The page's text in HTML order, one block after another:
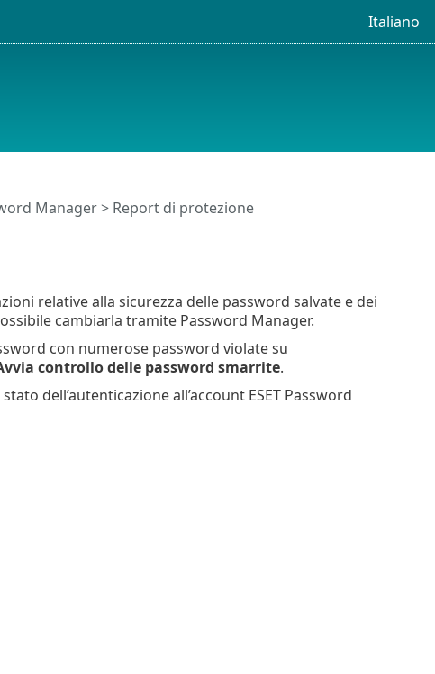
Italiano
Manager> Report di protezione
relative alla sicurezza delle password salvate e dei
cambiarla tramite Password Manager.
con numerose password violate su
controllo delle password smarrite.
dell’autenticazione all’account ESET Password